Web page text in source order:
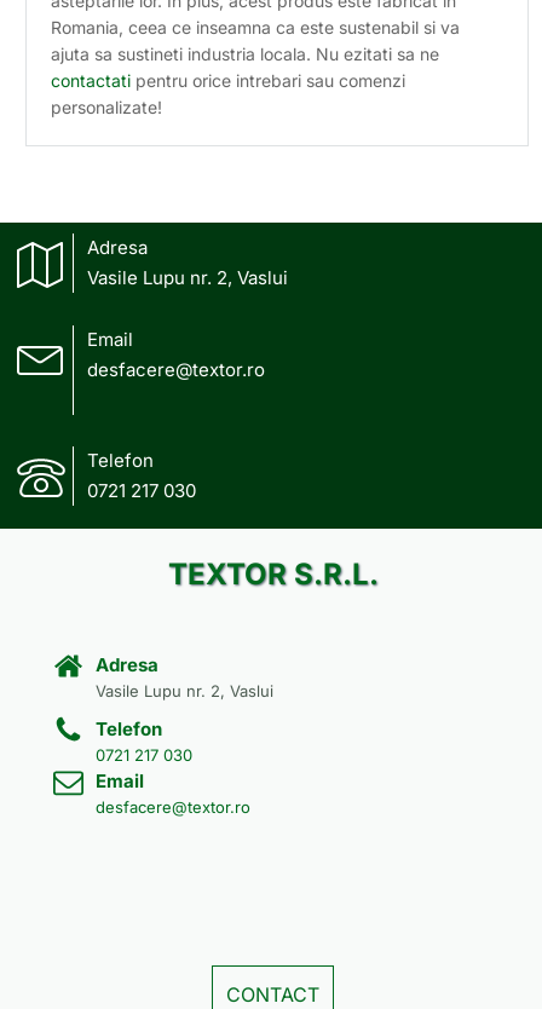
Romania, ceea ce inseamna ca este sustenabil si va
ajuta sa sustineti industria locala. Nu ezitati sa ne
contactati pentru orice intrebari sau comenzi
personalizate!
Adresa
Vasile Lupu nr. 2, Vaslui
Email
desfacere@textor.ro
Telefon
0721 217 030
TEXTOR S.R.L.
Adresa
Vasile Lupu nr. 2, Vaslui
Telefon
0721 217 030
Email
desfacere@textor.ro
CONTACT